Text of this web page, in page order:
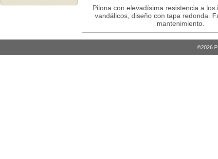
Pilona con elevadísima resistencia a los
vandálicos, diseño con tapa redonda.
mantenimiento.
©2026